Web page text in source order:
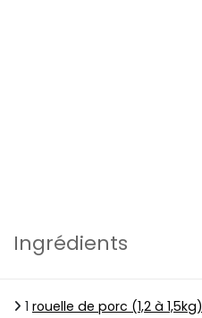
Ingrédients
1 rouelle de porc (1,2 à 1,5kg)